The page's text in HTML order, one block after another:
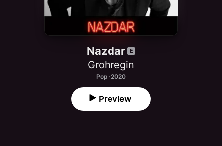
Nazdar
Grohregin
Pop · 2020
Preview